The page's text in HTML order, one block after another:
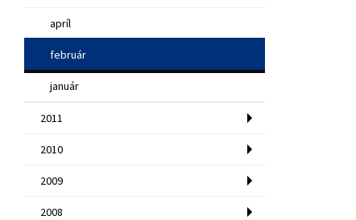
apríl
február
január
2011
2010
2009
2008